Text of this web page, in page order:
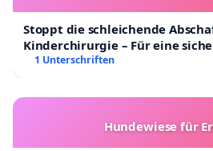
Stoppt die schleichende
Kinderchirurgie – Für eine
Kinder in Deutschland
1 Unterschriften
Hundewiese für